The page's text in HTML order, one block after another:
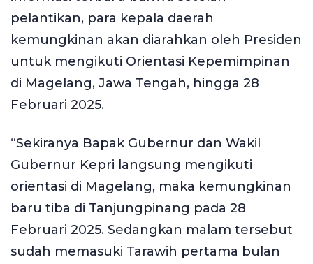
pelantikan, para kepala daerah
kemungkinan akan diarahkan oleh Presiden
untuk mengikuti Orientasi Kepemimpinan
di Magelang, Jawa Tengah, hingga 28
Februari 2025.
“Sekiranya Bapak Gubernur dan Wakil
Gubernur Kepri langsung mengikuti
orientasi di Magelang, maka kemungkinan
baru tiba di Tanjungpinang pada 28
Februari 2025. Sedangkan malam tersebut
sudah memasuki Tarawih pertama bulan